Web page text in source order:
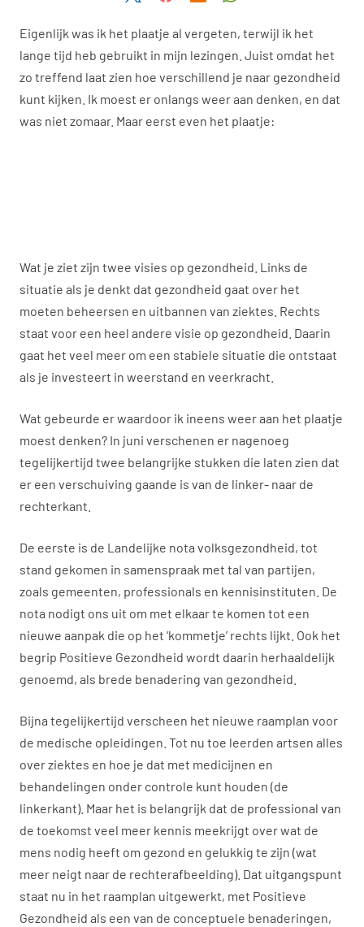
Eigenlijk was ik het plaatje al vergeten, terwijl ik het
lange tijd heb gebruikt in mijn lezingen. Juist omdat het
zo treffend laat zien hoe verschillend je naar gezondheid
kunt kijken. Ik moest er onlangs weer aan denken, en dat
was niet zomaar. Maar eerst even het plaatje:
Wat je ziet zijn twee visies op gezondheid. Links de
situatie als je denkt dat gezondheid gaat over het
moeten beheersen en uitbannen van ziektes. Rechts
staat voor een heel andere visie op gezondheid. Daarin
gaat het veel meer om een stabiele situatie die ontstaat
als je investeert in weerstand en veerkracht.
Wat gebeurde er waardoor ik ineens weer aan het plaatje
moest denken? In juni verschenen er nagenoeg
tegelijkertijd twee belangrijke stukken die laten zien dat
er een verschuiving gaande is van de linker- naar de
rechterkant.
De eerste is de Landelijke nota volksgezondheid, tot
stand gekomen in samenspraak met tal van partijen,
zoals gemeenten, professionals en kennisinstituten. De
nota nodigt ons uit om met elkaar te komen tot een
nieuwe aanpak die op het ‘kommetje’ rechts lijkt. Ook het
begrip Positieve Gezondheid wordt daarin herhaaldelijk
genoemd, als brede benadering van gezondheid.
Bijna tegelijkertijd verscheen het nieuwe raamplan voor
de medische opleidingen. Tot nu toe leerden artsen alles
over ziektes en hoe je dat met medicijnen en
behandelingen onder controle kunt houden (de
linkerkant). Maar het is belangrijk dat de professional van
de toekomst veel meer kennis meekrijgt over wat de
mens nodig heeft om gezond en gelukkig te zijn (wat
meer neigt naar de rechterafbeelding). Dat uitgangspunt
staat nu in het raamplan uitgewerkt, met Positieve
Gezondheid als een van de conceptuele benaderingen,